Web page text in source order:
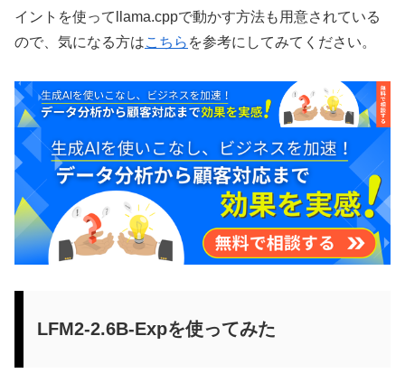
イントを使ってllama.cppで動かす方法も用意されている
ので、気になる方はこちら を参考にしてみてください。
LFM2-2.6B-Expを使ってみた